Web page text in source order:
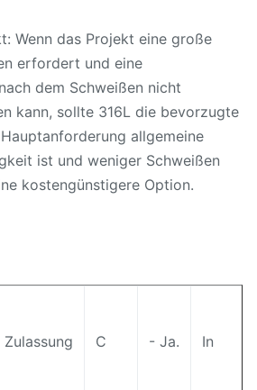
Wenn das Projekt eine große
erfordert und eine
dem Schweißen nicht
kann, sollte 316L die bevorzugte
allgemeine
ist und weniger Schweißen
kostengünstigere Option.
Zulassung C - Ja. In